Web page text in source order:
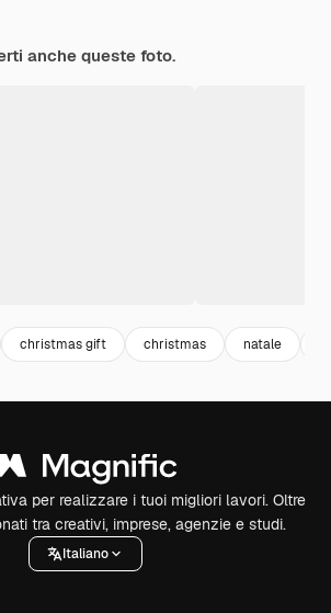
anche queste foto.
christmas gift christmas natale
per realizzare i tuoi migliori lavori. Oltre
tra creativi, imprese, agenzie e studi.
Italiano